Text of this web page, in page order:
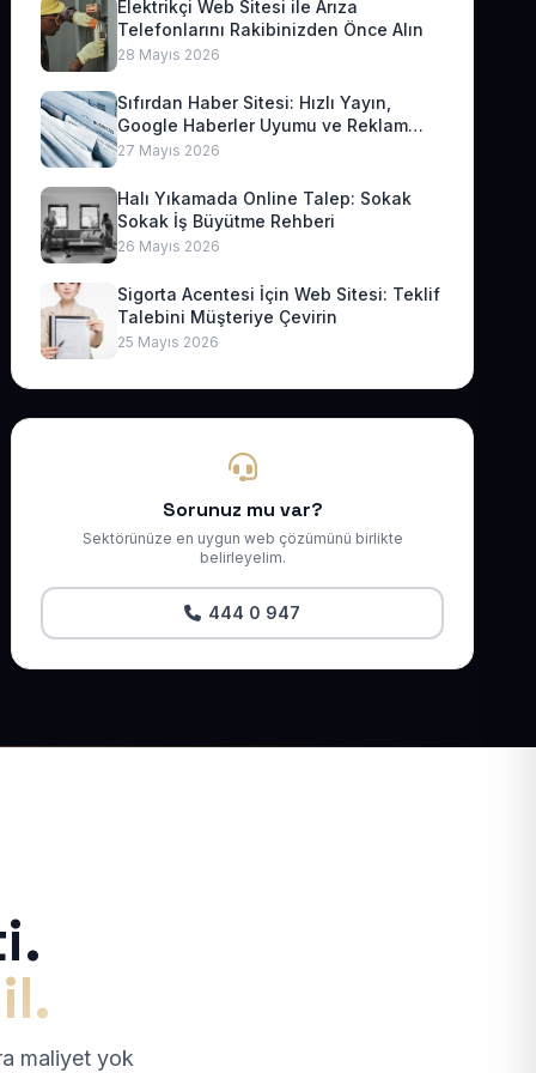
Elektrikçi Web Sitesi ile Arıza
Telefonlarını Rakibinizden Önce Alın
28 Mayıs 2026
Sıfırdan Haber Sitesi: Hızlı Yayın,
Google Haberler Uyumu ve Reklam
Geliri
27 Mayıs 2026
Halı Yıkamada Online Talep: Sokak
Sokak İş Büyütme Rehberi
26 Mayıs 2026
Sigorta Acentesi İçin Web Sitesi: Teklif
Talebini Müşteriye Çevirin
25 Mayıs 2026
Sorunuz mu var?
Sektörünüze en uygun web çözümünü birlikte
belirleyelim.
444 0 947
maliyet yok